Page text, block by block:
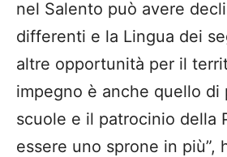
nel Salento può avere
differenti e la Lingua dei
altre opportunità per il
impegno è anche quello di
scuole e il patrocinio della
essere uno sprone in più”,